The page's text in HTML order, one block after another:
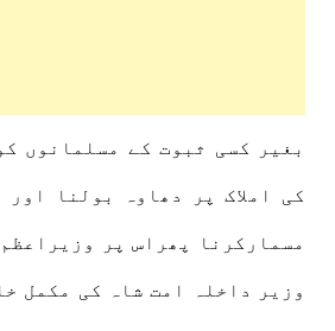
بغیر کسی ثبوت کے مسلمانوں
کی املاک پر دھاوہ بولنا
مسمارکرنا پھراس پر
وزیر داخلہ امت شاہ کی مکمل